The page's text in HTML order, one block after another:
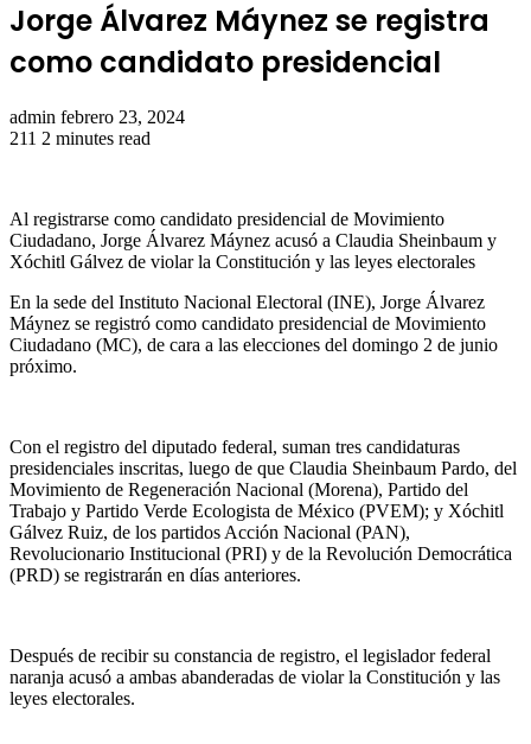
Jorge Álvarez Máynez se registra
como candidato presidencial
admin Send
an
febrero 23, 2024
211 2 minutes read
Al registrarse como candidato presidencial de Movimiento
Ciudadano, Jorge Álvarez Máynez acusó a Claudia Sheinbaum y
Xóchitl Gálvez de violar la Constitución y las leyes electorales
En la sede del Instituto Nacional Electoral (INE), Jorge Álvarez
Máynez se registró como candidato presidencial de Movimiento
Ciudadano (MC), de cara a las elecciones del domingo 2 de junio
próximo.
Con el registro del diputado federal, suman tres candidaturas
presidenciales inscritas, luego de que Claudia Sheinbaum Pardo, del
Movimiento de Regeneración Nacional (Morena), Partido del
Trabajo y Partido Verde Ecologista de México (PVEM); y Xóchitl
Gálvez Ruiz, de los partidos Acción Nacional (PAN),
Revolucionario Institucional (PRI) y de la Revolución Democrática
(PRD) se registrarán en días anteriores.
Después de recibir su constancia de registro, el legislador federal
naranja acusó a ambas abanderadas de violar la Constitución y las
leyes electorales.